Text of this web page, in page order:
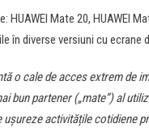
Mate 20, HUAWEI
în diverse versiuni cu ecrane
o cale de acces extrem de
bun partener („mate”) al
activitățile cotidiene